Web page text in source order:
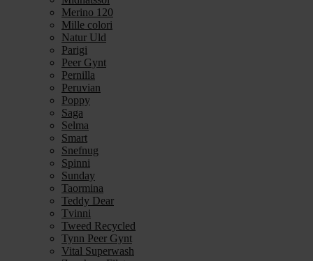
Merino 120
Mille colori
Natur Uld
Parigi
Peer Gynt
Pernilla
Peruvian
Poppy
Saga
Selma
Smart
Snefnug
Spinni
Sunday
Taormina
Teddy Dear
Tvinni
Tweed Recycled
Tynn Peer Gynt
Vital Superwash